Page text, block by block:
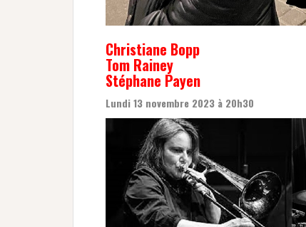
Christiane Bopp
Tom Rainey
Stéphane Payen
Lundi 13 novembre 2023 à 20h30